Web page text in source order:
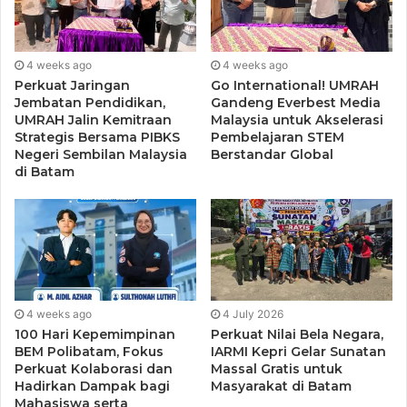
saya mulai menyadari satu hal penting, bahwa patut diduga
narasi yang berkembang tersebut memang merupakan
produk AI yang kemudian disebarluaskan kembali oleh
banyak orang.
Artinya, publik hari ini sejatinya tidak sedang membaca
hasil kajian mendalam, melainkan membaca reproduksi
konten AI yang terus berulang dan dianggap sebagai
analisis objektif. Hal ini sebenarnya wajar terjadi di era
digital.
AI memang memiliki kemampuan luar biasa dalam
menghasilkan tulisan, desain, dan analisis hanya dalam
hitungan detik. Tetapi AI juga memiliki keterbatasan besar,
terutama dalam akses data dan pemahaman konteks
sosial. AI tidak turun langsung ke lapangan, tidak
mengikuti dinamika pemerintahan secara nyata, dan tidak
4 weeks ago
Perkuat Jaringan
Jembatan Pendidikan,
UMRAH Jalin Kemitraan
Strategis Bersama PIBKS
Negeri Sembilan Malaysia
di Batam
4 weeks ago
Go International! UMRAH
Gandeng Everbest Media
Malaysia untuk Akselerasi
Pembelajaran STEM
Berstandar Global
4 weeks ago
100 Hari Kepemimpinan
BEM Polibatam, Fokus
Perkuat Kolaborasi dan
Hadirkan Dampak bagi
4 July 2026
Perkuat Nilai Bela Negara,
IARMI Kepri Gelar Sunatan
Massal Gratis untuk
Masyarakat di Batam